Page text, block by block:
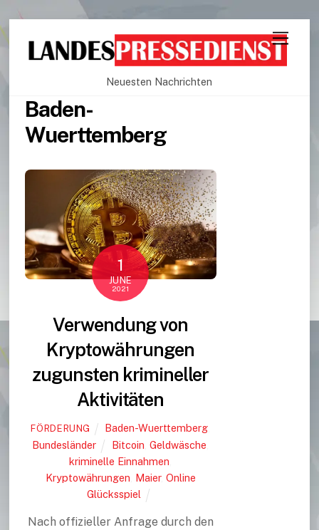
Neuesten Nachrichten
Baden-
Wuerttemberg
1
JUNE
2021
Verwendung von
Kryptowährungen
zugunsten krimineller
Aktivitäten
FÖRDERUNG Baden-Wuerttemberg,
Bundesländer
Bitcoin Geldwäsche
kriminelle Einnahmen
Kryptowährungen Maier, Online
Glücksspiel
Nach offizieller Anfrage durch den